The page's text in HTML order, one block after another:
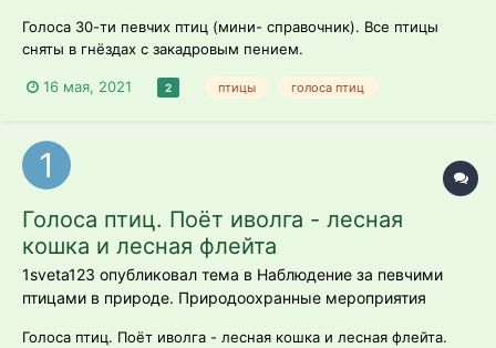
Голоса 30-ти певчих птиц (мини- справочник). Все птицы
сняты в гнёздах с закадровым пением.
16 мая, 2021 2 птицы голоса птиц
Голоса птиц. Поёт иволга - лесная
кошка и лесная флейта
1sveta123 опубликовал тема в Наблюдение за певчими
птицами в природе. Природоохранные мероприятия
Голоса птиц. Поёт иволга - лесная кошка и лесная флейта.